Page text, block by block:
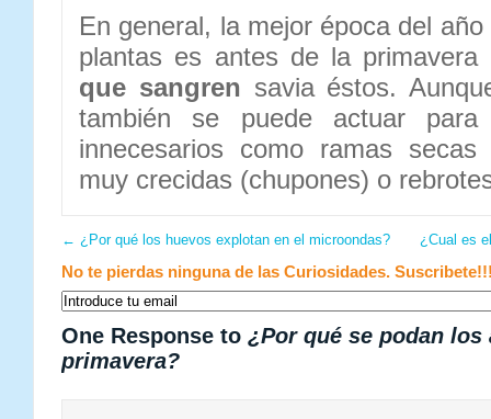
En general, la mejor época del
plantas es antes de la
que sangren savia éstos.
también se puede actuar para
innecesarios como ramas
muy crecidas (chupones) o
← ¿Por qué los huevos explotan en el microondas? ¿Cual es
No te pierdas ninguna de las Curiosidades.
One Response to ¿Por qué se podan
primavera?